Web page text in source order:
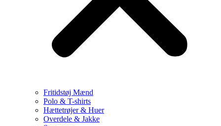
Fritidstøj Mænd
Polo & T-shirts
Hættetrøjer & Huer
Overdele & Jakke